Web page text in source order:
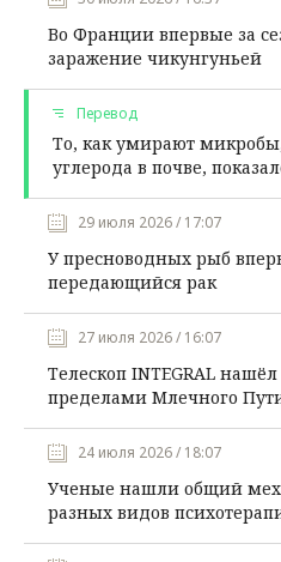
Во Франции впервые за
заражение чикунгуньей
Перевод
То, как умирают
углерода в почве,
29 июля 2026 / 17:07
У пресноводных рыб
передающийся рак
27 июля 2026 / 16:07
Телескоп INTEGRAL
пределами Млечного
24 июля 2026 / 18:07
Ученые нашли общий
разных видов